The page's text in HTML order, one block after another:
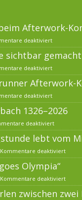
Afterwork-
deaktiviert
sichtbar gemacht
deaktiviert
Afterwork-
deaktiviert
1326–2026
deaktiviert
lebt vom
Kommentare deaktiviert
Olympia“
Kommentare deaktiviert
zwischen zwei